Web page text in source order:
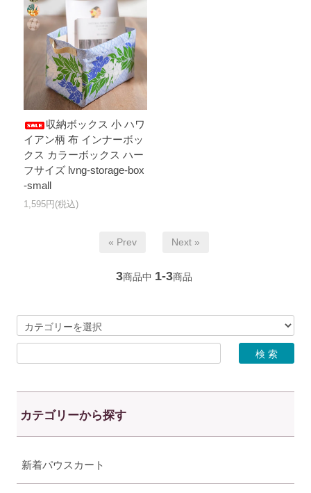
収納ボックス 小 ハワ
イアン柄 布 インナーボッ
クス カラーボックス ハー
フサイズ lvng-storage-box
-small
1,595円(税込)
« Prev Next »
3商品中 1-3商品
カテゴリーから探す
新着パウスカート